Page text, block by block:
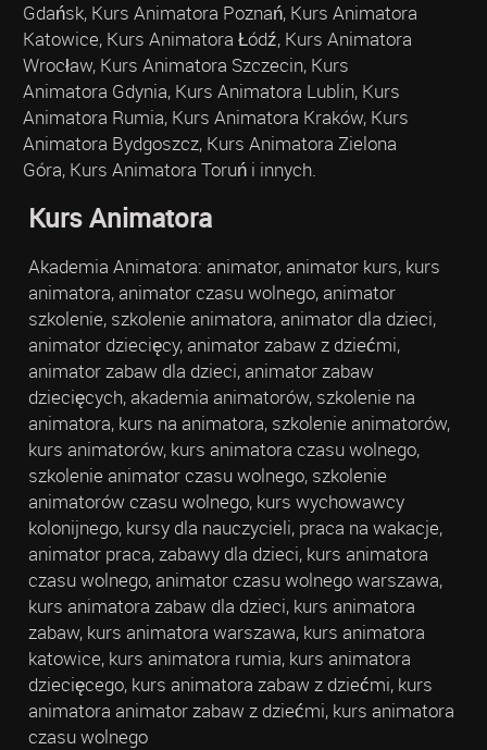
Gdańsk, Kurs Animatora Poznań, Kurs Animatora
Katowice, Kurs Animatora Łódź, Kurs Animatora
Wrocław, Kurs Animatora Szczecin, Kurs
Animatora Gdynia, Kurs Animatora Lublin, Kurs
Animatora Rumia, Kurs Animatora Kraków, Kurs
Animatora Bydgoszcz, Kurs Animatora Zielona
Góra, Kurs Animatora Toruń i innych.
Kurs Animatora
Akademia Animatora: animator, animator kurs, kurs
animatora, animator czasu wolnego, animator
szkolenie, szkolenie animatora, animator dla dzieci,
animator dziecięcy, animator zabaw z dziećmi,
animator zabaw dla dzieci, animator zabaw
dziecięcych, akademia animatorów, szkolenie na
animatora, kurs na animatora, szkolenie animatorów,
kurs animatorów, kurs animatora czasu wolnego,
szkolenie animator czasu wolnego, szkolenie
animatorów czasu wolnego, kurs wychowawcy
kolonijnego, kursy dla nauczycieli, praca na wakacje,
animator praca, zabawy dla dzieci, kurs animatora
czasu wolnego, animator czasu wolnego warszawa,
kurs animatora zabaw dla dzieci, kurs animatora
zabaw, kurs animatora warszawa, kurs animatora
katowice, kurs animatora rumia, kurs animatora
dziecięcego, kurs animatora zabaw z dziećmi, kurs
animatora animator zabaw z dziećmi, kurs animatora
czasu wolnego